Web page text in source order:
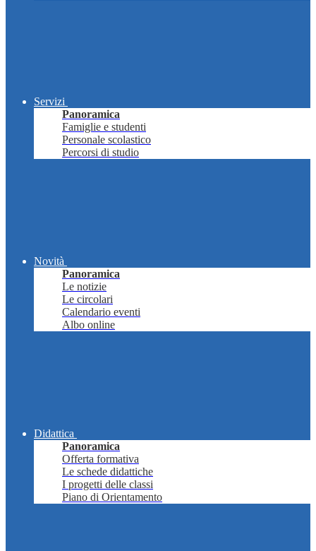
Servizi
Panoramica
Famiglie e studenti
Personale scolastico
Percorsi di studio
Novità
Panoramica
Le notizie
Le circolari
Calendario eventi
Albo online
Didattica
Panoramica
Offerta formativa
Le schede didattiche
I progetti delle classi
Piano di Orientamento